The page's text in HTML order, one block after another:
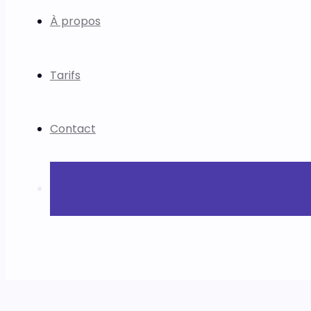
À propos
Tarifs
Contact